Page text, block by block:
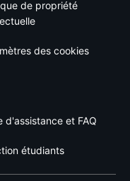
de propriété
des cookies
d'assistance et FAQ
étudiants